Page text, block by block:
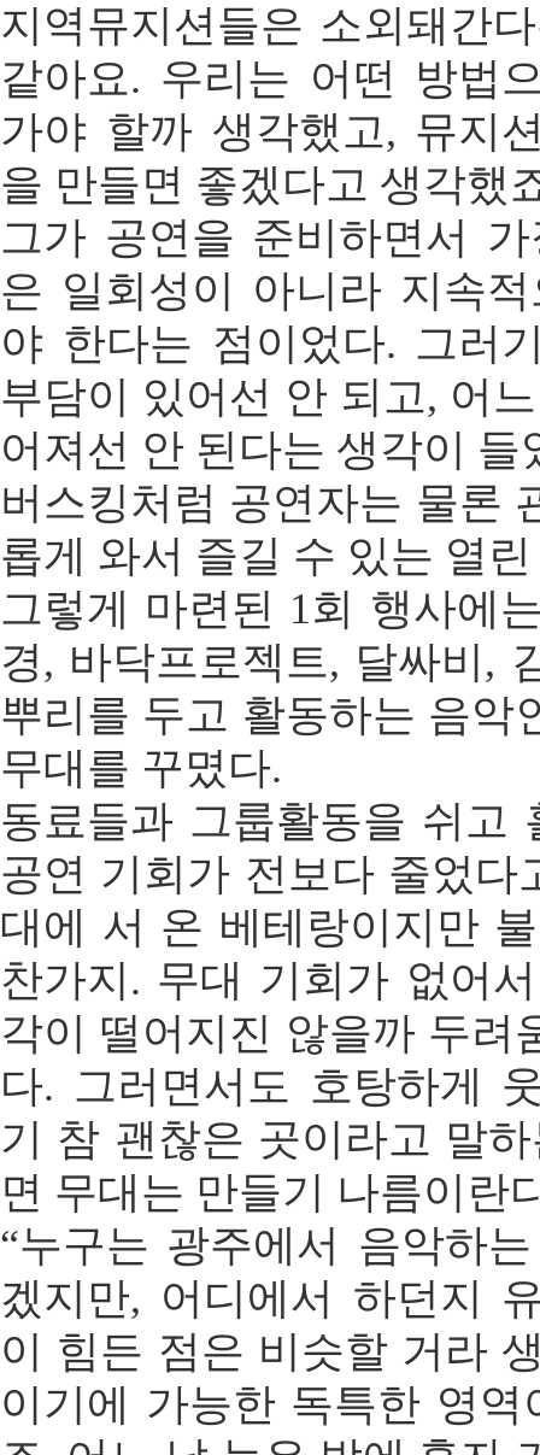
지역뮤지션들은 소외돼간
같아요. 우리는 어떤 방법
가야 할까 생각했고, 뮤지
을 만들면 좋겠다고 생각했
그가 공연을 준비하면서
은 일회성이 아니라 지속
야 한다는 점이었다. 그러
부담이 있어선 안 되고, 어
어져선 안 된다는 생각이 들
버스킹처럼 공연자는 물론
롭게 와서 즐길 수 있는 열
그렇게 마련된 1회 행사에
경, 바닥프로젝트, 달싸비,
뿌리를 두고 활동하는 음악
무대를 꾸몄다.
동료들과 그룹활동을 쉬고
공연 기회가 전보다 줄었다
대에 서 온 베테랑이지만
찬가지. 무대 기회가 없어
각이 떨어지진 않을까 두려
다. 그러면서도 호탕하게
기 참 괜찮은 곳이라고 말
면 무대는 만들기 나름이란
“누구는 광주에서 음악하
겠지만, 어디에서 하던지
이 힘든 점은 비슷할 거라
이기에 가능한 독특한 영